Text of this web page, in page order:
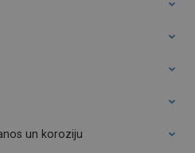
un koroziju